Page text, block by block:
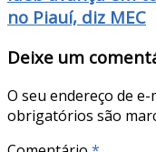
no Piauí, diz MEC
Deixe um
O seu endereço de
obrigatórios são